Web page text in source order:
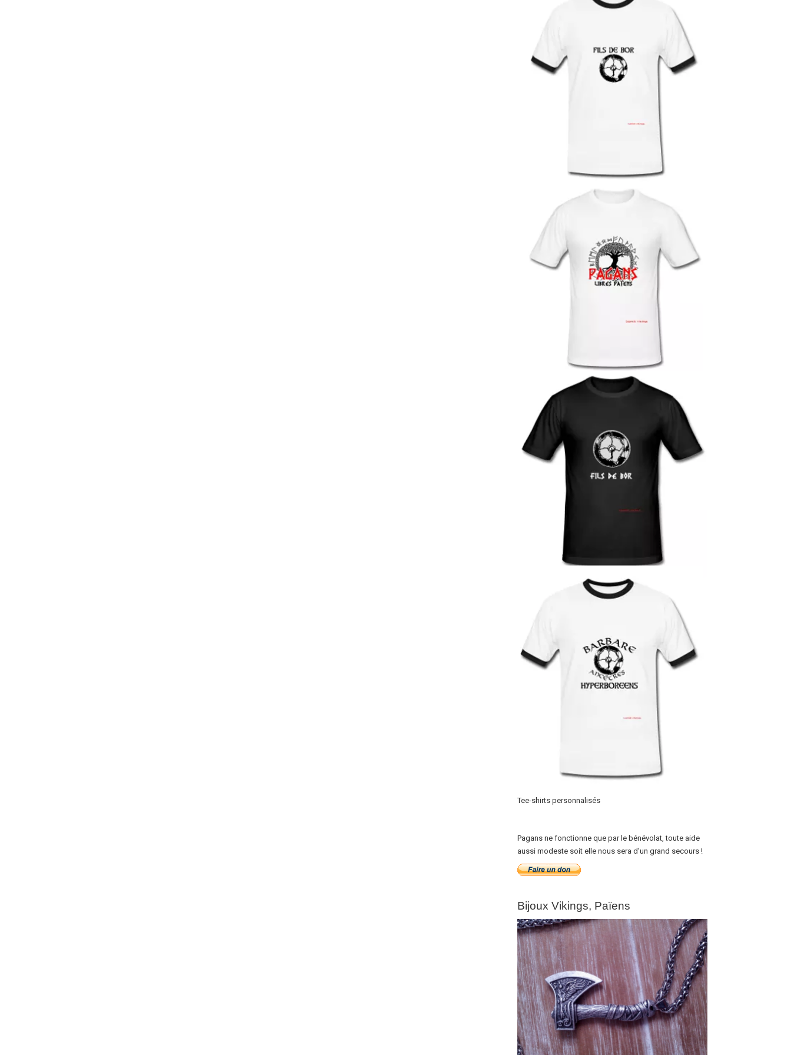
Tee-shirts personnalisés
Pagans ne fonctionne que par le bénévolat, toute aide
aussi modeste soit elle nous sera d’un grand secours !
Bijoux Vikings, Païens